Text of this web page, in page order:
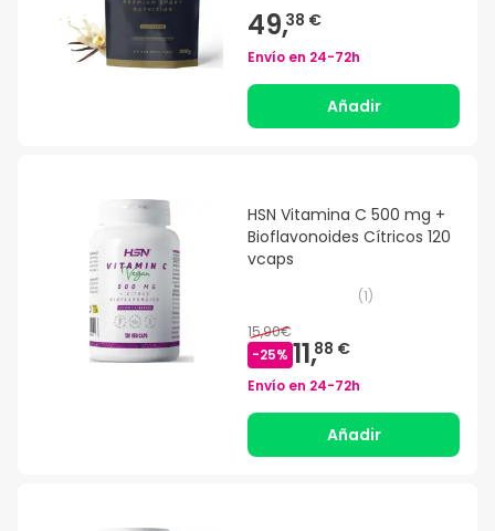
49,38 €
Envío en 24-72h
Añadir
HSN Vitamina C 500 mg +
Bioflavonoides Cítricos 120
vcaps
(1)
15,90€
-25% 11,88 €
Envío en 24-72h
Añadir